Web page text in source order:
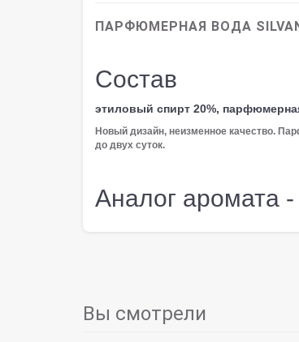
ПАРФЮМЕРНАЯ ВОДА SILVANA
Состав
этиловый спирт 20%,
Новый дизайн, неизменное качество.
до двух суток.
Аналог аромата -
Вы смотрели